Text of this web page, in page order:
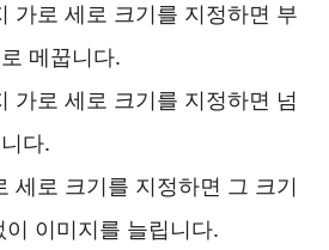
가로 세로 크기를 지정하면 부
메꿉니다.
가로 세로 크기를 지정하면 넘
다.
세로 크기를 지정하면 그 크기
이미지를 늘립니다.